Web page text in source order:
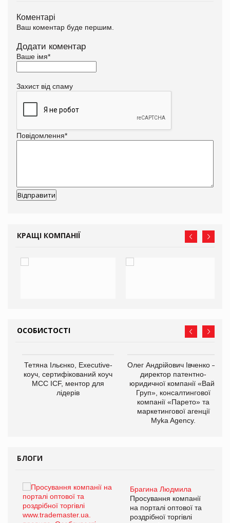
Коментарі
Ваш коментар буде першим.
Додати коментар
Ваше імя*
Захист від спаму
Повідомлення*
КРАЩІ КОМПАНІЇ
ОСОБИСТОСТІ
Тетяна Ільєнко, Executive-
коуч, сертифікований коуч
МСС ICF, ментор для
лідерів
Олег Андрійович Івченко —
директор патентно-
юридичної компанії «Вайз
Груп», консалтингової
компанії «Парето» та
маркетингової агенції
Myka Agency.
БЛОГИ
Брагина Людмила
Просування компанії
на порталі оптової та
роздрібної торгівлі